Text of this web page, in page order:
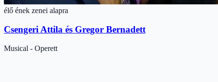
élő ének zenei alapra
Csengeri Attila és Gregor Bernadett
Musical - Operett